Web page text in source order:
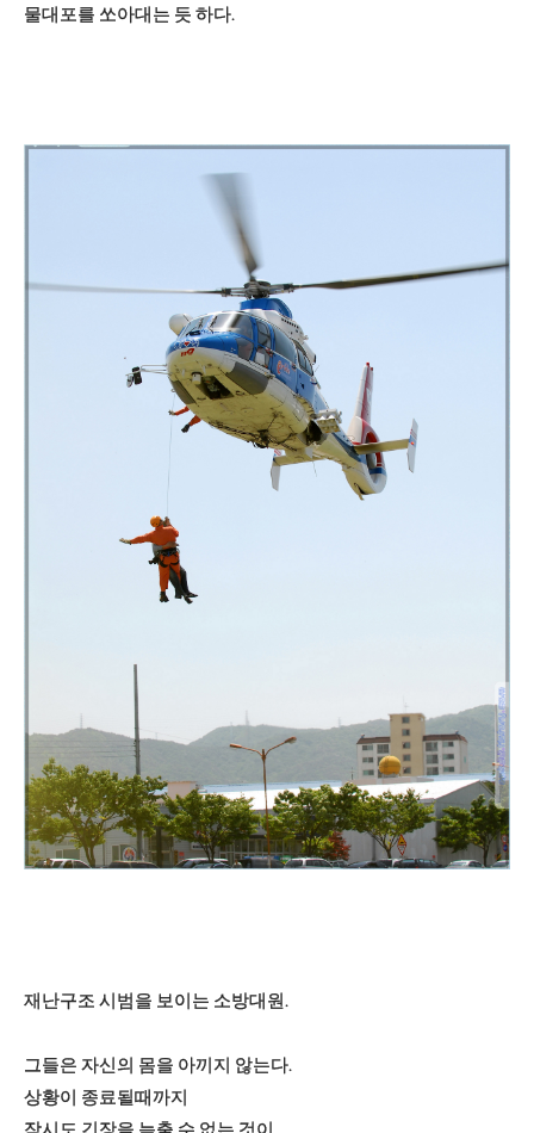
물대포를 쏘아대는 듯 하다.
재난구조 시범을 보이는 소방대원.
그들은 자신의 몸을 아끼지 않는다.
상황이 종료될때까지
잠시도 긴장을 늦출 수 없는 것이